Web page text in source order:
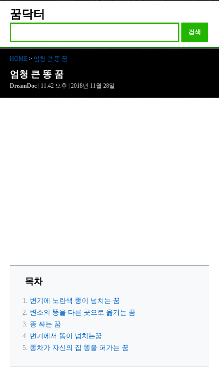
꿈닥터
검색
HOME > 엄청 큰 똥 꿈
엄청 큰 똥 꿈
DreamDoc | 11:42 오후 | 2018년 11월 28일
목차
변기에 노란색 똥이 넘치는 꿈
변소의 똥을 다른 곳으로 옮기는 꿈
똥 싸는 꿈
변기에서 똥이 넘치는꿈
똥차가 자신의 집 똥을 퍼가는 꿈